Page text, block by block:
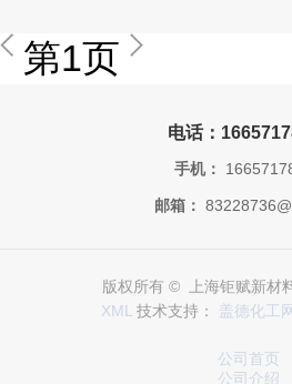
第1页
电话：
手机：
邮箱：
版权所有 © 上海钜赋新材
XML 技术支持： 盖德化工网
公司首页
公司介绍